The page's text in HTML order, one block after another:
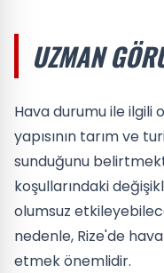
UZMAN
Hava durumu ile ilgili
yapısının tarım ve
sunduğunu
koşullarındaki
olumsuz
nedenle, Rize'de
etmek önemlidir.